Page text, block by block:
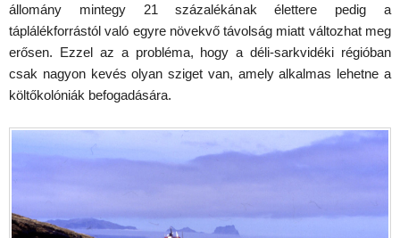
állomány mintegy 21 százalékának élettere pedig a
táplálékforrástól való egyre növekvő távolság miatt változhat meg
erősen. Ezzel az a probléma, hogy a déli-sarkvidéki régióban
csak nagyon kevés olyan sziget van, amely alkalmas lehetne a
költőkolóniák befogadására.